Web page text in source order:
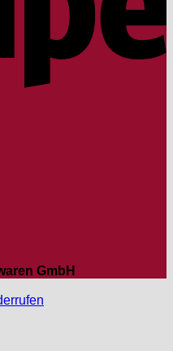
GmbH